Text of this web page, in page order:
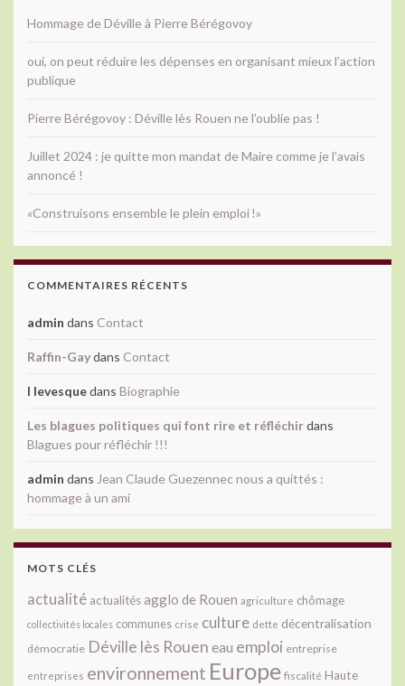
Hommage de Déville à Pierre Bérégovoy
oui, on peut réduire les dépenses en organisant mieux l’action
publique
Pierre Bérégovoy : Déville lès Rouen ne l’oublie pas !
Juillet 2024 : je quitte mon mandat de Maire comme je l’avais
annoncé !
«Construisons ensemble le plein emploi !»
COMMENTAIRES RÉCENTS
admin dans Contact
Raffin-Gaydans Contact
l levesquedans Biographie
Les blagues politiques qui font rire et réfléchirdans
Blagues pour réfléchir !!!
admin dans Jean Claude Guezennec nous a quittés :
hommage à un ami
MOTS CLÉS
actualité actualitésagglo de Rouen agriculture chômage
collectivités locales communes crise culture dette décentralisation
démocratie Déville lès Rouen eau emploi entreprise
entreprises environnement Europe fiscalité Haute